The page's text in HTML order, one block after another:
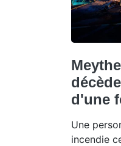
d'une
Une
incendie